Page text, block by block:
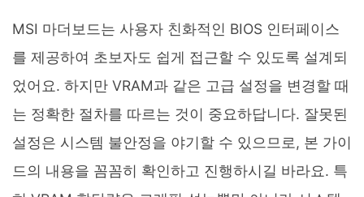
MSI 마더보드는 사용자 친화적인 BIOS 인터페이스
를 제공하여 초보자도 쉽게 접근할 수 있도록 설계되
었어요. 하지만 VRAM과 같은 고급 설정을 변경할 때
는 정확한 절차를 따르는 것이 중요하답니다. 잘못된
설정은 시스템 불안정을 야기할 수 있으므로, 본 가이
드의 내용을 꼼꼼히 확인하고 진행하시길 바라요. 특